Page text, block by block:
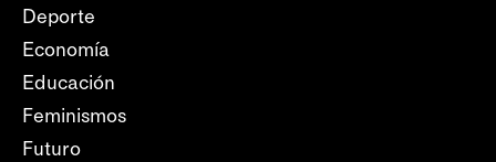
Deporte
Economía
Educación
Feminismos
Futuro